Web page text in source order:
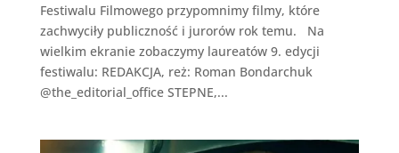
Festiwalu Filmowego przypomnimy filmy, które
zachwyciły publiczność i jurorów rok temu. Na
wielkim ekranie zobaczymy laureatów 9. edycji
festiwalu: REDAKCJA, reż: Roman Bondarchuk
@the_editorial_office STEPNE,...